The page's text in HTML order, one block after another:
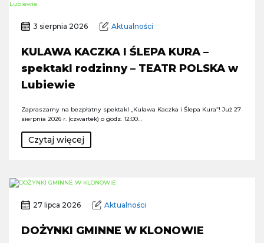
3 sierpnia 2026 Aktualności
KULAWA KACZKA I ŚLEPA KURA –
spektakl rodzinny – TEATR POLSKA w
Lubiewie
Zapraszamy na bezpłatny spektakl „Kulawa Kaczka i Ślepa Kura”! Już 27
sierpnia 2026 r. (czwartek) o godz. 12:00…
Czytaj więcej
27 lipca 2026 Aktualności
DOŻYNKI GMINNE W KLONOWIE